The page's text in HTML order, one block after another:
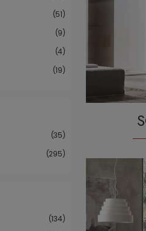
51
9
4
19
35
295
134